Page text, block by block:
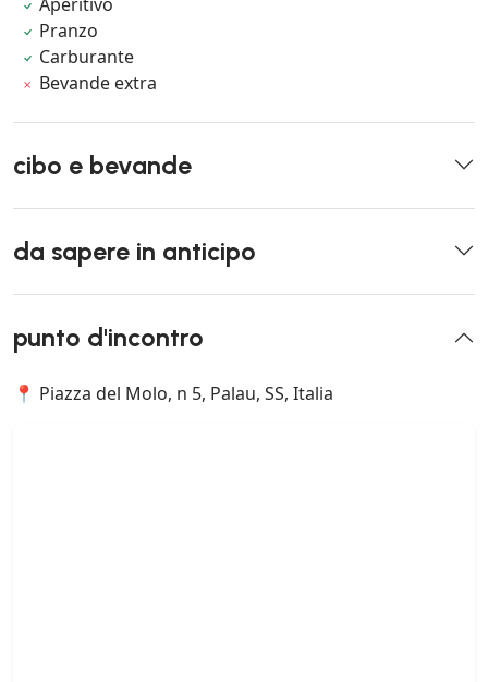
Pranzo
Carburante
Bevande extra
cibo e bevande
da sapere in anticipo
punto d'incontro
📍 Piazza del Molo, n 5, Palau, SS, Italia